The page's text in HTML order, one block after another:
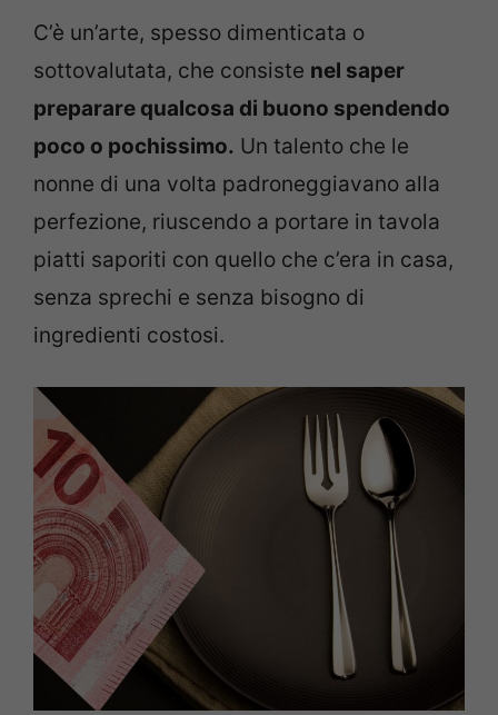
C’è un’arte, spesso dimenticata o
sottovalutata, che consiste nel saper
preparare qualcosa di buono spendendo
poco o pochissimo. Un talento che le
nonne di una volta padroneggiavano alla
perfezione, riuscendo a portare in tavola
piatti saporiti con quello che c’era in casa,
senza sprechi e senza bisogno di
ingredienti costosi.